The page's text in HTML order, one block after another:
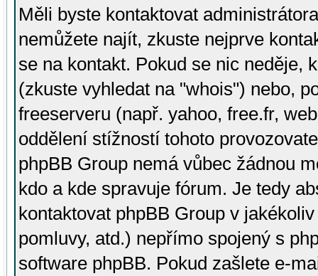
Měli byste kontaktovat
nemůžete najít, zkuste nejprve
se na kontakt. Pokud se nic neděje,
(zkuste vyhledat na "whois") nebo,
freeserveru (např. yahoo, free.fr,
oddělení stížností tohoto
phpBB Group nemá vůbec žádnou
kdo a kde spravuje fórum. Je tedy
kontaktovat phpBB Group v
pomluvy, atd.) nepřímo spojený s
software phpBB. Pokud zašlete e-